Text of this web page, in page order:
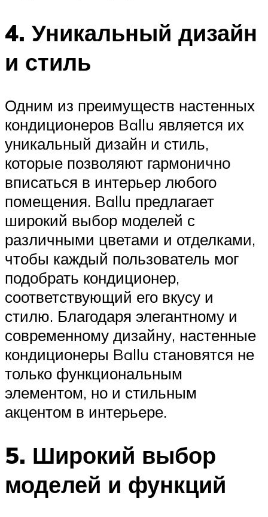
4. Уникальный дизайн
и стиль
Одним из преимуществ настенных
кондиционеров Ballu является их
уникальный дизайн и стиль,
которые позволяют гармонично
вписаться в интерьер любого
помещения. Ballu предлагает
широкий выбор моделей с
различными цветами и отделками,
чтобы каждый пользователь мог
подобрать кондиционер,
соответствующий его вкусу и
стилю. Благодаря элегантному и
современному дизайну, настенные
кондиционеры Ballu становятся не
только функциональным
элементом, но и стильным
акцентом в интерьере.
5. Широкий выбор
моделей и функций